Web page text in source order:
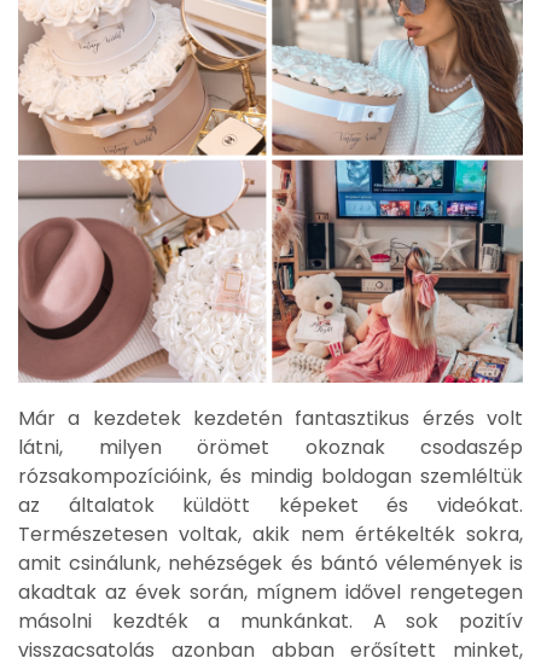
Már a kezdetek kezdetén fantasztikus érzés volt
látni, milyen örömet okoznak csodaszép
rózsakompozícióink, és mindig boldogan szemléltük
az általatok küldött képeket és videókat.
Természetesen voltak, akik nem értékelték sokra,
amit csinálunk, nehézségek és bántó vélemények is
akadtak az évek során, mígnem idővel rengetegen
másolni kezdték a munkánkat. A sok pozitív
visszacsatolás azonban abban erősített minket,